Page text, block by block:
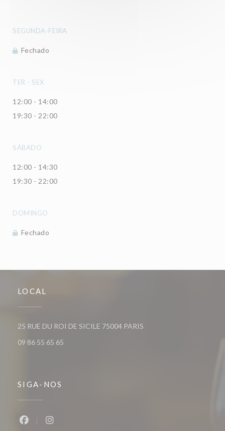
SEGUNDA-FEIRA
Fechado
TER - SEX
12:00 - 14:00
19:30 - 22:00
SÁBADO
12:00 - 14:30
19:30 - 22:00
DOMINGO
Fechado
LOCAL
25 RUE DU ROI DE SICILE 75004 PARIS
09 86 55 65 65
SIGA-NOS